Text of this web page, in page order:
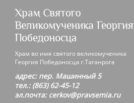
Храм Святого
Великомученика Георгия
Победоносца
Храм во имя святого великомученика
Георгия Победоносца г.Таганрога
адрес: пер. Машинный 5
тел.: (863) 62-45-12
эл.почта: cerkov@pravsemia.ru